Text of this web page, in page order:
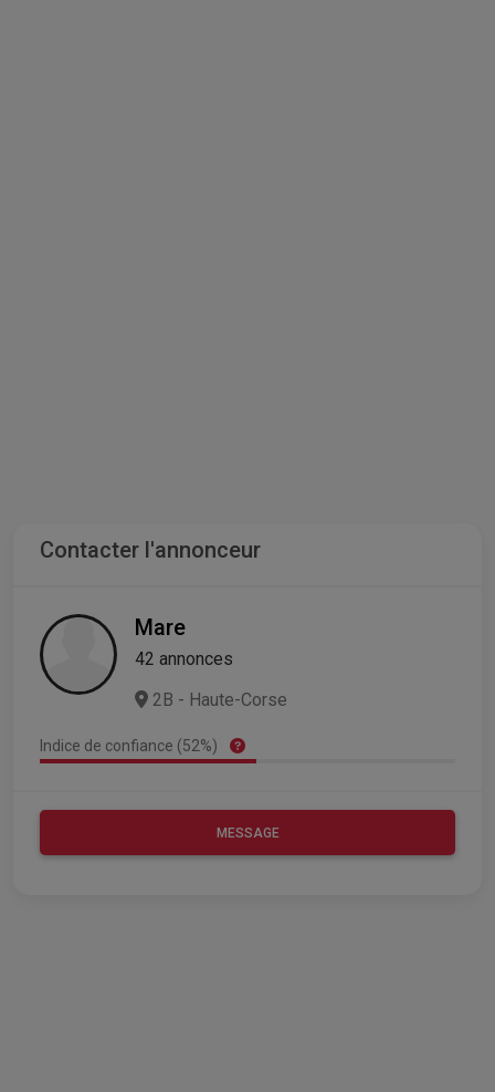
Contacter l'annonceur
Mare
42 annonces
2B - Haute-Corse
Indice de confiance (52%)
MESSAGE